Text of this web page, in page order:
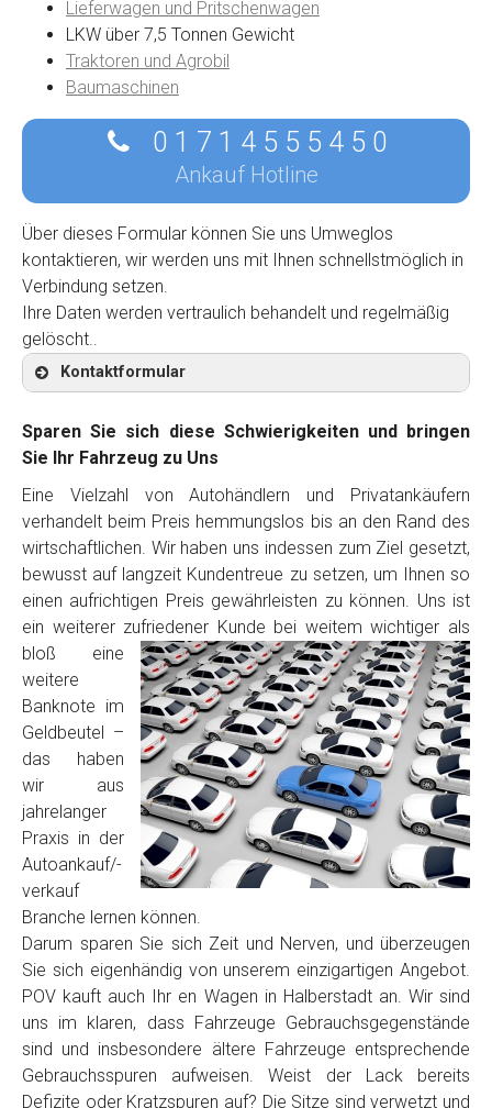
Lieferwagen und Pritschenwagen
LKW über 7,5 Tonnen Gewicht
Traktoren und Agrobil
Baumaschinen
0 1 7 1 4 5 5 5 4 5 0
Ankauf Hotline
Über dieses Formular können Sie uns Umweglos
kontaktieren, wir werden uns mit Ihnen schnellstmöglich in
Verbindung setzen.
Ihre Daten werden vertraulich behandelt und regelmäßig
gelöscht..
Kontaktformular
Kontaktformular
Marke*
Model*
Baujahr
Getriebe
Bekannte Schäden
Preisvorstellung
Name*
Sparen Sie sich diese Schwierigkeiten und bringen
Sie Ihr Fahrzeug zu Uns
Eine Vielzahl von Autohändlern und Privatankäufern
verhandelt beim Preis hemmungslos bis an den Rand des
wirtschaftlichen. Wir haben uns indessen zum Ziel gesetzt,
bewusst auf langzeit Kundentreue zu setzen, um Ihnen so
einen aufrichtigen Preis gewährleisten zu können. Uns ist
ein weiterer zufriedener Kunde bei weitem wichtiger als
bloß eine
weitere
Banknote im
Geldbeutel –
das haben
wir aus
jahrelanger
Praxis in der
Autoankauf/-
verkauf
Branche lernen können.
Darum sparen Sie sich Zeit und Nerven, und überzeugen
Sie sich eigenhändig von unserem einzigartigen Angebot.
POV kauft auch Ihr en Wagen in Halberstadt an. Wir sind
uns im klaren, dass Fahrzeuge Gebrauchsgegenstände
sind und insbesondere ältere Fahrzeuge entsprechende
Gebrauchsspuren aufweisen. Weist der Lack bereits
Defizite oder Kratzspuren auf? Die Sitze sind verwetzt und